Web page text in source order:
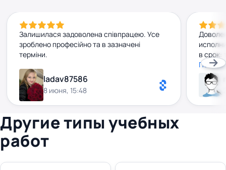
Залишилася задоволена співпрацею. Усе
зроблено професійно та в зазначені
терміни.
ladav87586
8 июня, 15:48
в срок:
Другие типы учебных
работ